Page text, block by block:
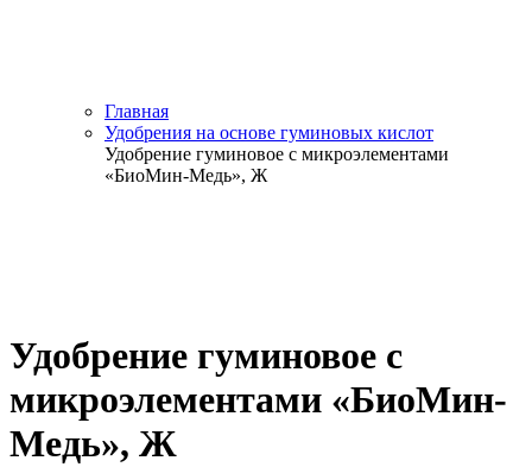
Главная
Удобрения на основе гуминовых кислот
Удобрение гуминовое с микроэлементами
«БиоМин-Медь», Ж
Удобрение гуминовое с
микроэлементами «БиоМин-
Медь», Ж